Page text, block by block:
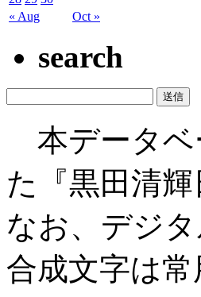
« Aug Oct »
search
本データベ
た『黒田清
なお、デジ
合成文字は